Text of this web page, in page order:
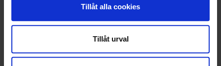
Tillåt alla cookies
Tillåt urval